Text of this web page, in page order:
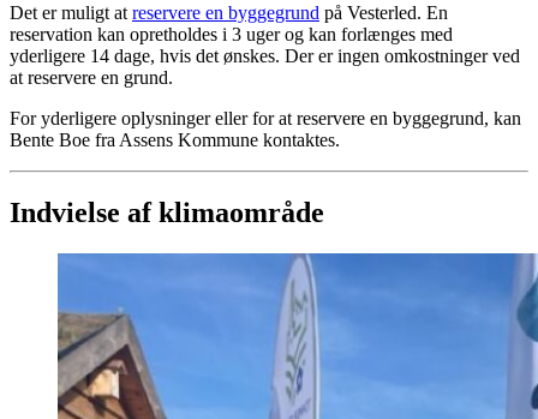
Det er muligt at reservere en byggegrund på Vesterled. En
reservation kan opretholdes i 3 uger og kan forlænges med
yderligere 14 dage, hvis det ønskes. Der er ingen omkostninger ved
at reservere en grund.
For yderligere oplysninger eller for at reservere en byggegrund, kan
Bente Boe fra Assens Kommune kontaktes.
Indvielse af klimaområde